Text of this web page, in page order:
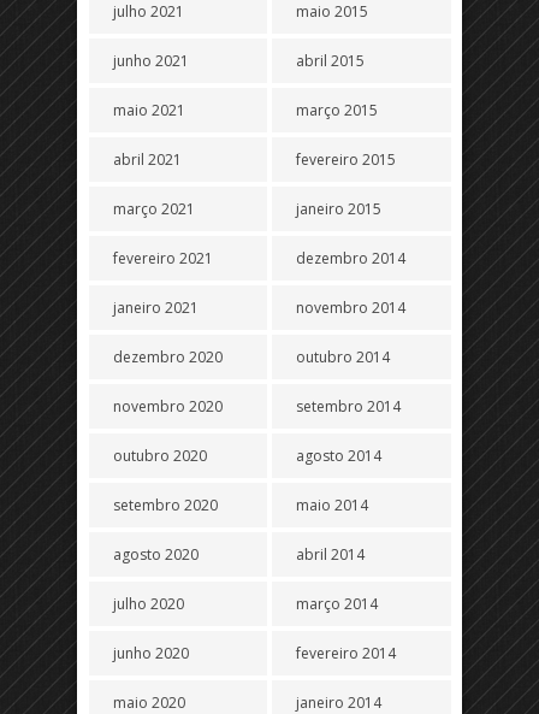
julho 2021
junho 2021
maio 2021
abril 2021
março 2021
fevereiro 2021
janeiro 2021
dezembro 2020
novembro 2020
outubro 2020
setembro 2020
agosto 2020
julho 2020
junho 2020
maio 2020
maio 2015
abril 2015
março 2015
fevereiro 2015
janeiro 2015
dezembro 2014
novembro 2014
outubro 2014
setembro 2014
agosto 2014
maio 2014
abril 2014
março 2014
fevereiro 2014
janeiro 2014